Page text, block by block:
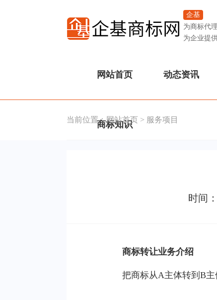
企基
为商标代
为企业提
网站首页 动态资讯
商标知识
当前位置：网站首页 > 服务项目
时间
商标转让业务介绍
把商标从A主体转到B主